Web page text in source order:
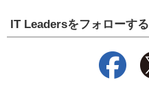
IT Leadersをフォローする